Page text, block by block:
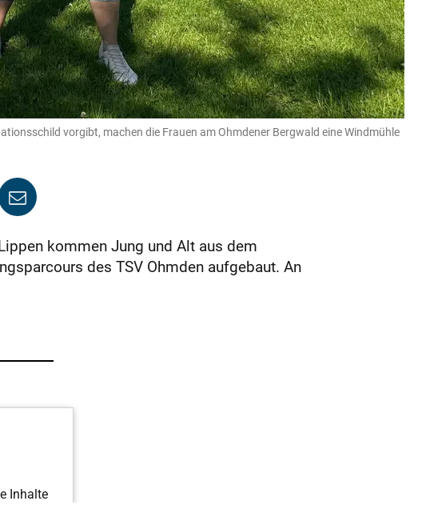
vorgibt, machen die Frauen am Ohmdener Bergwald eine Windmühle
kommen Jung und Alt aus dem
des TSV Ohmden aufgebaut. An